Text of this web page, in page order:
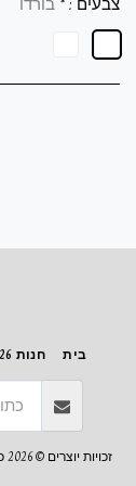
בית חנות 2026
זכויות יוצרים © 2026 כל הזכויות שמורות -